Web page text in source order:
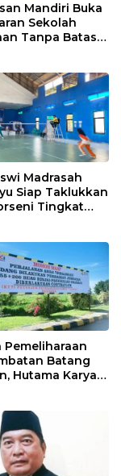
Mandiri Buka
Sekolah
Tanpa Batas
Madrasah
Siap Taklukkan
Tingkat
Pemeliharaan
Batang
Hutama Karya